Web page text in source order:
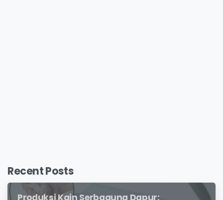
Recent Posts
Produksi Kain Serbaguna Dapur: